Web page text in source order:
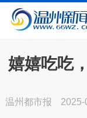
嬉嬉吃吃
温州都市报 2025-